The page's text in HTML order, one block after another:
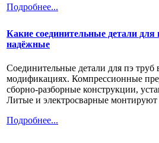
Подробнее...
Какие соединительные детали для
надёжные
Соединительные детали для пэ труб
модификациях. Компрессионные
сборно-разборные конструкции,
Литые и электросварные
Подробнее...